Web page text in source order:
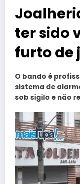
ter sido
furto de
O bando é
sistema de
sob sigilo e não